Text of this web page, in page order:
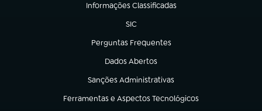
Informações Classificadas
(abre em nova aba)
SIC
(abre em nova aba)
Perguntas Frequentes
(abre em nova aba)
Dados Abertos
(abre em nova aba)
Sanções Administrativas
(abre em nova aba)
Ferramentas e Aspectos Tecnológicos
(abre em nova aba)